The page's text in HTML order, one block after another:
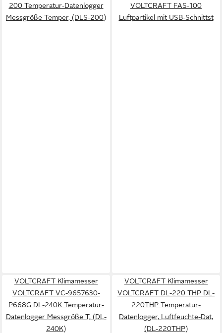
200 Temperatur-Datenlogger
Messgröße Temper, (DLS-200)
VOLTCRAFT FAS-100
Luftpartikel mit USB-Schnittst
VOLTCRAFT Klimamesser
VOLTCRAFT VC-9657630-
P668G DL-240K Temperatur-
Datenlogger Messgröße T, (DL-
240K)
VOLTCRAFT Klimamesser
VOLTCRAFT DL-220 THP DL-
220THP Temperatur-
Datenlogger, Luftfeuchte-Dat,
(DL-220THP)